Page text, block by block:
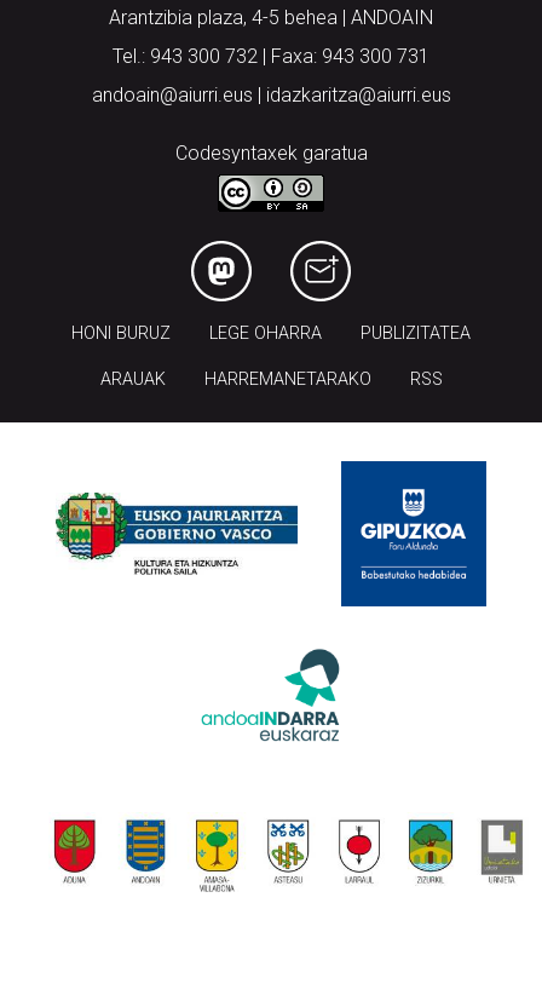
Arantzibia plaza, 4-5 behea | ANDOAIN
Tel.: 943 300 732 | Faxa: 943 300 731
andoain@aiurri.eus | idazkaritza@aiurri.eus
Codesyntaxek garatua
HONI BURUZ LEGE OHARRA PUBLIZITATEA
ARAUAK HARREMANETARAKO RSS